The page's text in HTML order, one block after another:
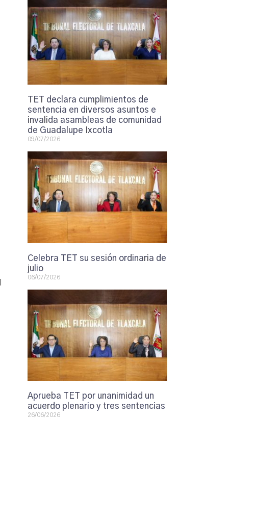
TET declara cumplimientos de
sentencia en diversos asuntos e
invalida asambleas de comunidad
de Guadalupe Ixcotla
09/07/2026
Celebra TET su sesión ordinaria de
julio
06/07/2026
Aprueba TET por unanimidad un
acuerdo plenario y tres sentencias
26/06/2026